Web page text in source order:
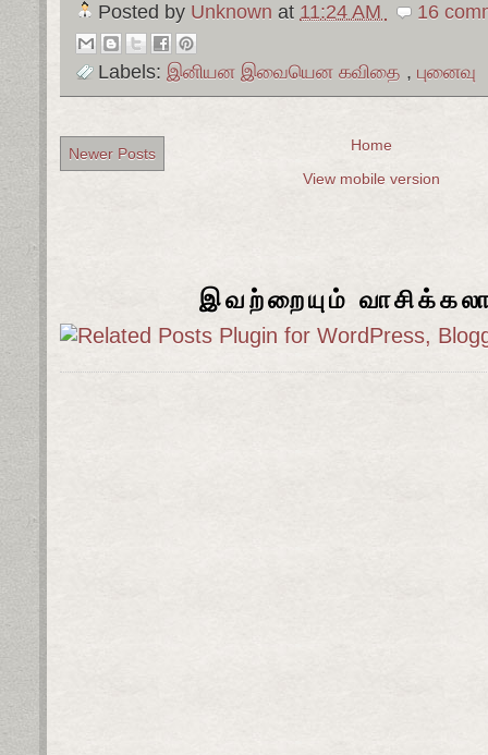
Posted by Unknown at 11:24 AM 16
Labels: இனியன இவையென கவிதை , புனைவு
Newer Posts
Home
View mobile version
இவற்றையும்